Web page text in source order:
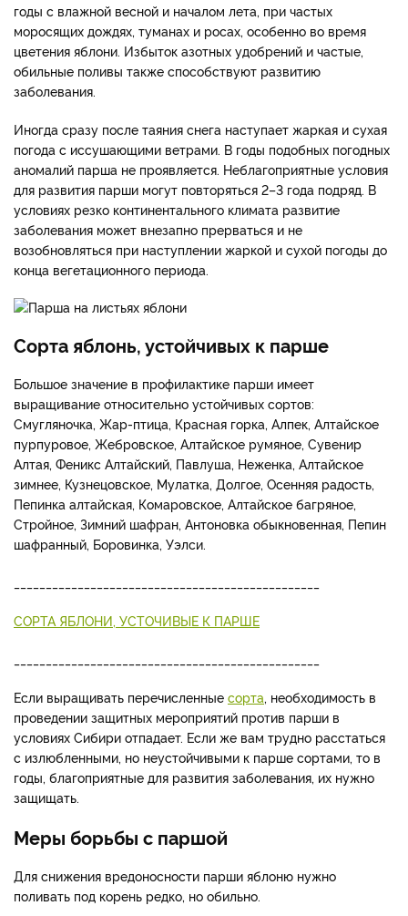
годы с влажной весной и началом лета, при частых
моросящих дождях, туманах и росах, особенно во время
цветения яблони. Избыток азотных удобрений и частые,
обильные поливы также способствуют развитию
заболевания.
Иногда сразу после таяния снега наступает жаркая и сухая
погода с иссушающими ветрами. В годы подобных погодных
аномалий парша не проявляется. Неблагоприятные условия
для развития парши могут повторяться 2–3 года подряд. В
условиях резко континентального климата развитие
заболевания может внезапно прерваться и не
возобновляться при наступлении жаркой и сухой погоды до
конца вегетационного периода.
Сорта яблонь, устойчивых к парше
Большое значение в профилактике парши имеет
выращивание относительно устойчивых сортов:
Смугляночка, Жар-птица, Красная горка, Алпек, Алтайское
пурпуровое, Жебровское, Алтайское румяное, Сувенир
Алтая, Феникс Алтайский, Павлуша, Неженка, Алтайское
зимнее, Кузнецовское, Мулатка, Долгое, Осенняя радость,
Пепинка алтайская, Комаровское, Алтайское багряное,
Стройное, Зимний шафран, Антоновка обыкновенная, Пепин
шафранный, Боровинка, Уэлси.
СОРТА ЯБЛОНИ, УСТОЧИВЫЕ К ПАРШЕ
Если выращивать перечисленные сорта , необходимость в
проведении защитных мероприятий против парши в
условиях Сибири отпадает. Если же вам трудно расстаться
с излюбленными, но неустойчивыми к парше сортами, то в
годы, благоприятные для развития заболевания, их нужно
защищать.
Меры борьбы с паршой
Для снижения вредоносности парши яблоню нужно
поливать под корень редко, но обильно.